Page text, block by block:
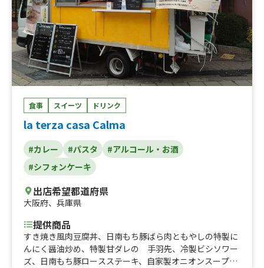
食事 スイーツ ドリンク
la terza casa Calma
#カレー #パスタ
#アルコール・お酒
#シフォンケーキ
出店希望都道府県
大阪府、 兵庫県
提供商品
すき焼き風肉豆腐丼、日南もち豚ばら肉ともやしの特製に
んにく醤油炒め、特製甘ダレの 手羽先、冷製ビシソワー
ズ、日南もち豚ロースステーキ、自家製オニオンスープ、